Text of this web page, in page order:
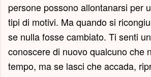
persone possono allontanarsi per
tipi di motivi. Ma quando si
se nulla fosse cambiato. Ti senti
conoscere di nuovo qualcuno che
tempo, ma se lasci che accada,